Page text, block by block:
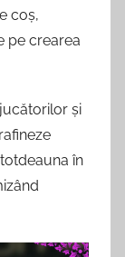
coș,
pe crearea
și
în